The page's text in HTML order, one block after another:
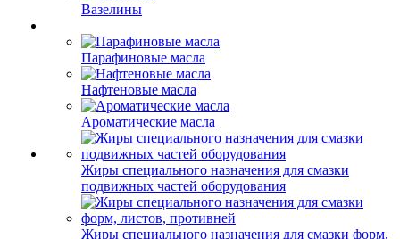
Вазелины
Парафиновые масла
Нафтеновые масла
Ароматические масла
Жиры специального назначения для смазки
подвижных частей оборудования
Жиры специального назначения для смазки форм,